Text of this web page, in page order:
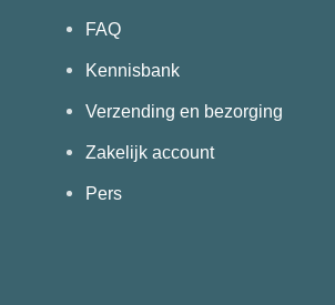
FAQ
Kennisbank
Verzending en bezorging
Zakelijk account
Pers